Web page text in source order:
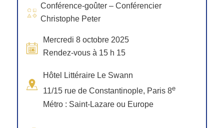
Conférence-goûter – Conférencier
Christophe Peter
Mercredi 8 octobre 2025
Rendez-vous à 15 h 15
Hôtel Littéraire Le Swann
11/15 rue de Constantinople, Paris 8e
Métro : Saint-Lazare ou Europe